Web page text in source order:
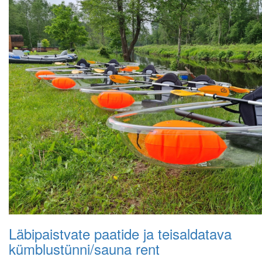
Läbipaistvate paatide ja teisaldatava
kümblustünni/sauna rent